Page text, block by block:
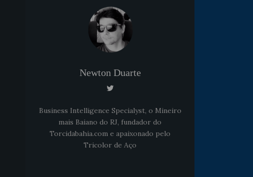
Newton Duarte
Business Intelligence Specialyst, o Mineiro
mais Baiano do RJ, fundador do
Torcidabahia.com e apaixonado pelo
Tricolor de Aço